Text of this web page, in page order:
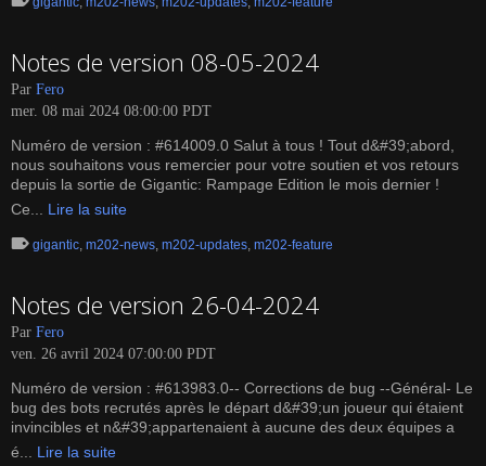
Notes de version 08-05-2024
Par Fero
mer. 08 mai 2024 08:00:00 PDT
Numéro de version : #614009.0 Salut à tous ! Tout d&#39;abord,
nous souhaitons vous remercier pour votre soutien et vos retours
depuis la sortie de Gigantic: Rampage Edition le mois dernier !
Ce... Lire la suite
gigantic, m202-news, m202-updates, m202-feature
Notes de version 26-04-2024
Par Fero
ven. 26 avril 2024 07:00:00 PDT
Numéro de version : #613983.0-- Corrections de bug --Général- Le
bug des bots recrutés après le départ d&#39;un joueur qui étaient
invincibles et n&#39;appartenaient à aucune des deux équipes a
é... Lire la suite